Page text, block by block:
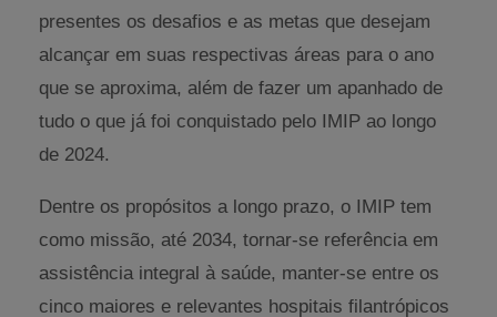
presentes os desafios e as metas que desejam
alcançar em suas respectivas áreas para o ano
que se aproxima, além de fazer um apanhado de
tudo o que já foi conquistado pelo IMIP ao longo
de 2024.
Dentre os propósitos a longo prazo, o IMIP tem
como missão, até 2034, tornar-se referência em
assistência integral à saúde, manter-se entre os
cinco maiores e relevantes hospitais filantrópicos